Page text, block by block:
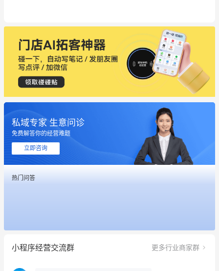
私域专家 生意问诊
免费解答你的经营难题
立即咨询
热门问答
小程序经营交流群 更多行业商家群
这个营销策划案例推荐大家看一下
用有赞就能在微信、小红书同时经营了
餐饮也得靠私域和服务提高竞争力
这个营销策划案例推荐大家看一下
用有赞就能在微信、小红书同时经营了